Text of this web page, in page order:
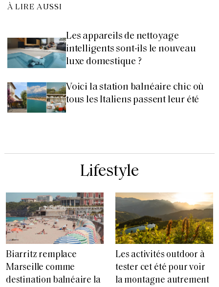
À LIRE AUSSI
Les appareils de nettoyage
intelligents sont-ils le nouveau
luxe domestique ?
Voici la station balnéaire chic où
tous les Italiens passent leur été
Lifestyle
Biarritz remplace
Marseille comme
destination balnéaire la
Les activités outdoor à
tester cet été pour voir
la montagne autrement